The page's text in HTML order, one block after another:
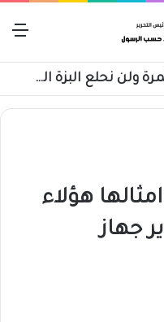
جبريل ابراهيم: الحرب مستمرة ولن نحلع البزة العسكرية حتى استعادة كامل البلاد
هؤلاء
جهاز